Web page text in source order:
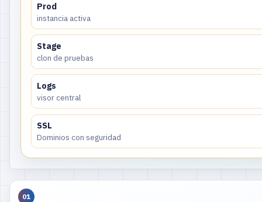
Prod
instancia activa
Stage
clon de pruebas
Logs
visor central
SSL
Dominios con seguridad
01